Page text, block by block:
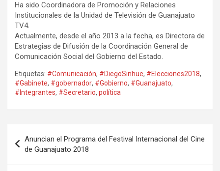
Ha sido Coordinadora de Promoción y Relaciones
Institucionales de la Unidad de Televisión de Guanajuato
TV4.
Actualmente, desde el año 2013 a la fecha, es Directora de
Estrategias de Difusión de la Coordinación General de
Comunicación Social del Gobierno del Estado.
Etiquetas: #Comunicación, #DiegoSinhue, #Elecciones2018,
#Gabinete, #gobernador, #Gobierno, #Guanajuato,
#Integrantes, #Secretario, política
de
entradas
Anuncian el Programa del Festival Internacional del Cine
de Guanajuato 2018